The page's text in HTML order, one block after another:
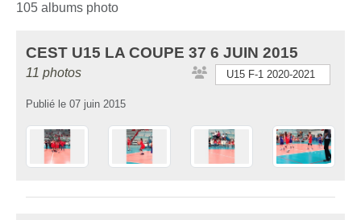
105 albums photo
CEST U15 LA COUPE 37 6 JUIN 2015
11 photos U15 F-1 2020-2021
Publié le 07 juin 2015